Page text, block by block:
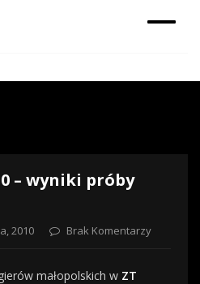
– wyniki próby
2010 Brak Komentarzy
małopolskich w ZT